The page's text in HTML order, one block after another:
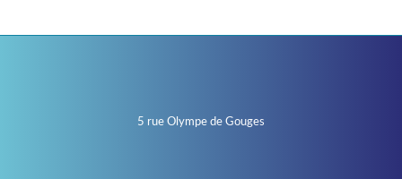
5 rue Olympe de Gouges